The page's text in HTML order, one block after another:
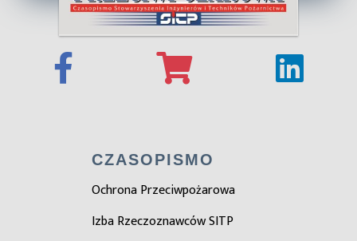
CZASOPISMO
Ochrona Przeciwpożarowa
Izba Rzeczoznawców SITP